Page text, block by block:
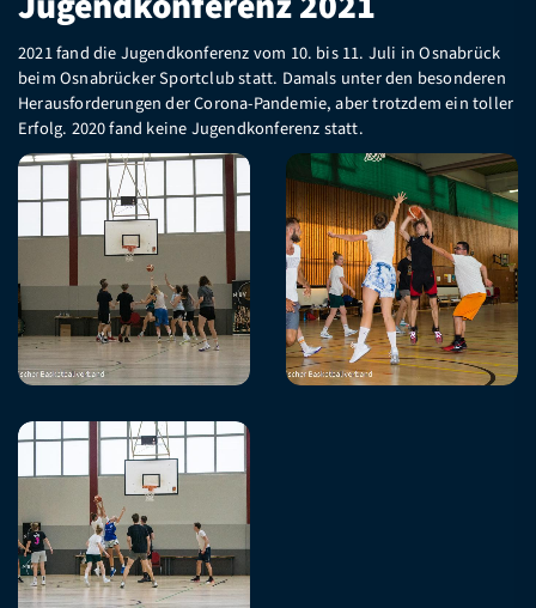
2021 fand die Jugendkonferenz vom 10. bis 11. Juli in Osnabrück
beim Osnabrücker Sportclub statt. Damals unter den besonderen
Herausforderungen der Corona-Pandemie, aber trotzdem ein toller
Erfolg. 2020 fand keine Jugendkonferenz statt.